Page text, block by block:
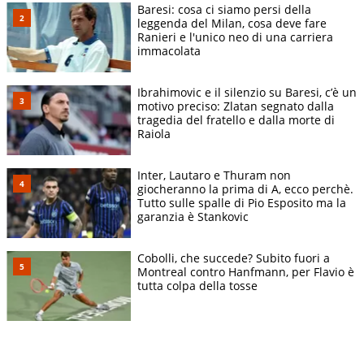
Baresi: cosa ci siamo persi della
leggenda del Milan, cosa deve fare
Ranieri e l'unico neo di una carriera
immacolata
Ibrahimovic e il silenzio su Baresi, c’è un
motivo preciso: Zlatan segnato dalla
tragedia del fratello e dalla morte di
Raiola
Inter, Lautaro e Thuram non
giocheranno la prima di A, ecco perchè.
Tutto sulle spalle di Pio Esposito ma la
garanzia è Stankovic
Cobolli, che succede? Subito fuori a
Montreal contro Hanfmann, per Flavio è
tutta colpa della tosse